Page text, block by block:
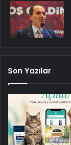
Son Yazılar